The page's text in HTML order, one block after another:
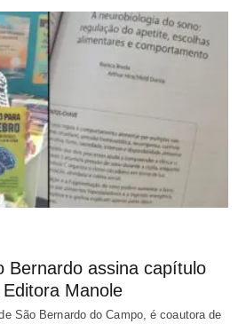
Bernardo assina capítulo
Manole
São Bernardo do Campo, é coautora de